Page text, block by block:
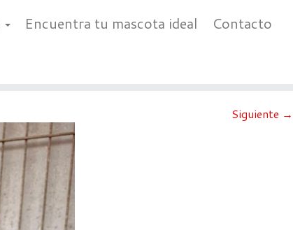
Encuentra tu mascota ideal Contacto
Siguiente →